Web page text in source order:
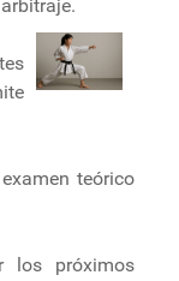
teórico
los próximos